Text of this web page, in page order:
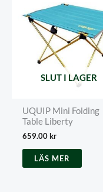
SLUT I LAGER
UQUIP Mini Folding
Table Liberty
659.00kr
LÄS MER